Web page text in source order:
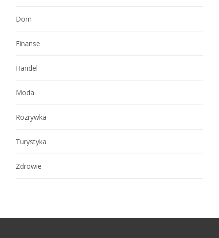
Dom
Finanse
Handel
Moda
Rozrywka
Turystyka
Zdrowie